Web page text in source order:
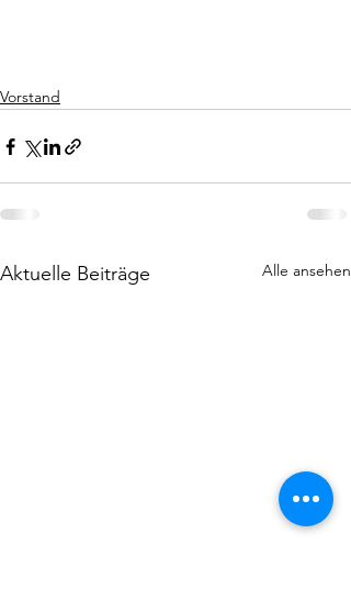
Vorstand
Aktuelle Beiträge Alle ansehen